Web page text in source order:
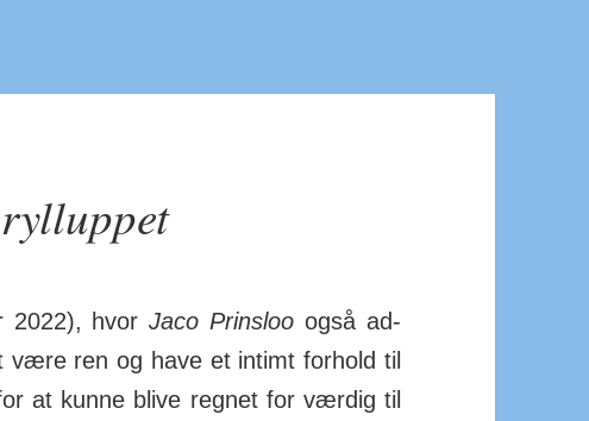
2022), hvorJaco Prinsloo også ad­
ren og have et in­timt for­hold til
at kunne blive regnet for værdig til